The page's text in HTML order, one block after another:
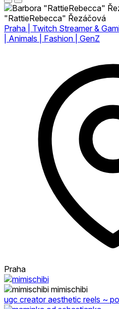
"RattieRebecca" Řezáčová
Praha | Twitch Streamer &
| Animals | Fashion | GenZ
Praha
mimischibi
ugc creator aesthetic reels ~